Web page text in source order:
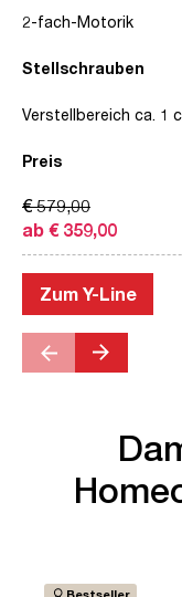
Stellschrauben
Preis
2-fach-Motorik
Verstellbereich ca. 1
ab € 359,00
€ 579,00
Zum Y-Line
Bestseller